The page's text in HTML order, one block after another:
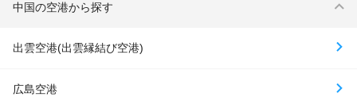
中国の空港から探す
出雲空港(出雲縁結び空港)
広島空港